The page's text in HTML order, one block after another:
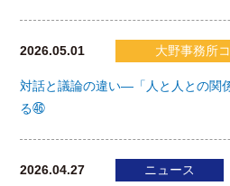
2026.05.01 大野事務所
対話と議論の違い―「人と人との関
る㊻
2026.04.27 ニュース